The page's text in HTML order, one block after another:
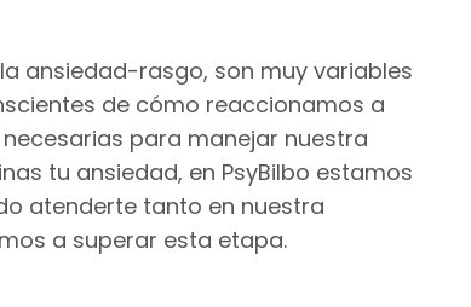
ansiedad-rasgo, son muy variables
de cómo reaccionamos a
para manejar nuestra
tu ansiedad, en PsyBilbo estamos
atenderte tanto en nuestra
a superar esta etapa.